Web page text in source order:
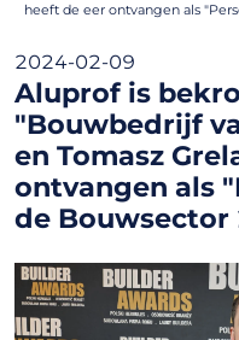
heeft de eer ontvangen als
2024-02-09
Aluprof is
"Bouwbedrijf
en Tomasz
ontvangen als
de Bouwsector